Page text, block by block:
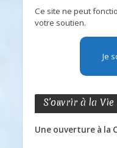
Ce site ne peut
votre soutien.
Je
S’ouvrir à la Vie
Une ouverture à la